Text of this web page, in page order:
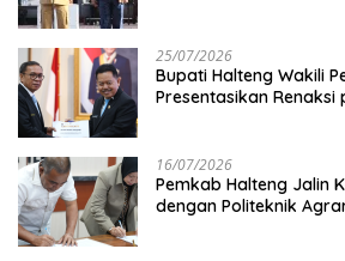
25/07/2026
Bupati Halteng Wakili
Presentasikan Renaksi
16/07/2026
Pemkab Halteng Jalin
dengan Politeknik